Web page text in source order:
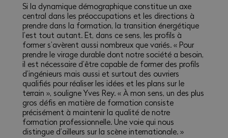
Si la dynamique démographique constitue un axe
central dans les préoccupations et les directions à
prendre dans la formation, la transition énergétique
l’est tout autant. Et, dans ce sens, les profils à
former s’avèrent aussi nombreux que variés. « Pour
prendre le virage durable dont notre société a besoin,
il est nécessaire d’être capable de former des profils
d’ingénieurs mais aussi et surtout des ouvriers
qualifiés pour réaliser les idées et les plans sur le
terrain », souligne Yves Rey. « À mon sens, un des plus
gros défis en matière de formation consiste
précisément à maintenir la qualité de notre
formation professionnelle. Une voie qui nous
distingue d’ailleurs sur la scène internationale. »